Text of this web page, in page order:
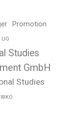
Promotion
UG
Studies
GmbH
Studies
WKO